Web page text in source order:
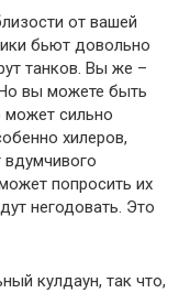
от вашей
бьют довольно
танков. Вы же –
вы можете быть
может сильно
хилеров,
вдумчивого
попросить их
негодовать. Это
кулдаун, так что,